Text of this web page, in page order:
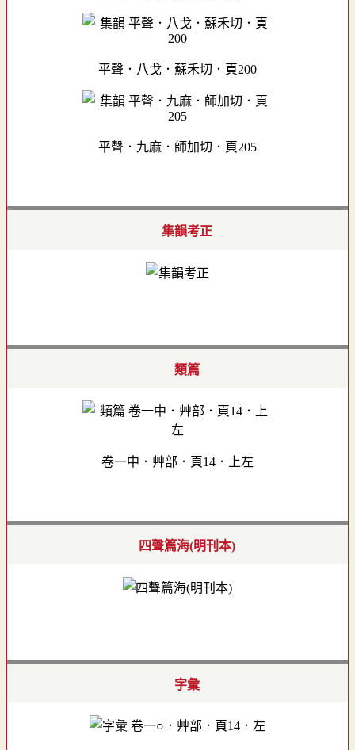
平聲．八戈．蘇禾切．頁200
平聲．九麻．師加切．頁205
集韻考正
類篇
卷一中．艸部．頁14．上左
四聲篇海(明刊本)
字彙